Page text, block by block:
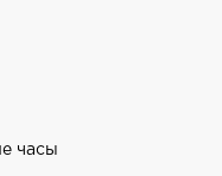
часы